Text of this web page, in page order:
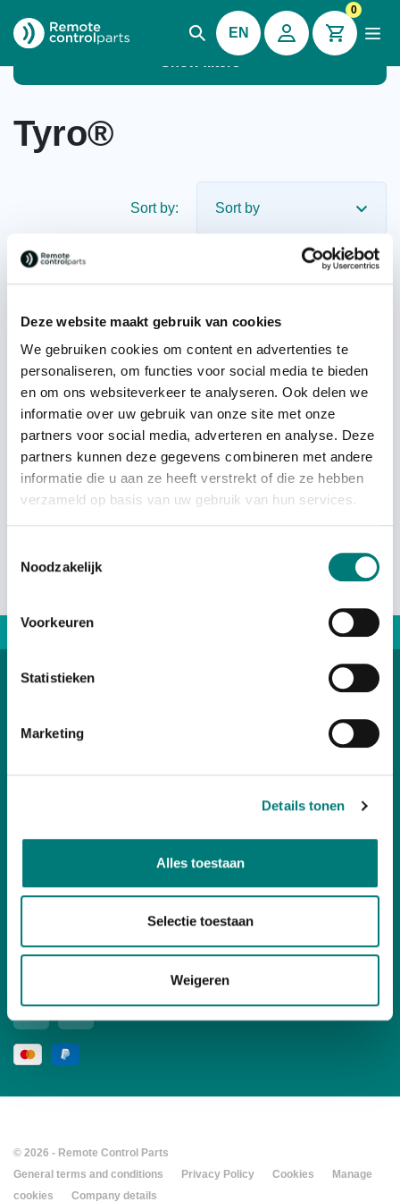
Deze website maakt gebruik van cookies
We gebruiken cookies om content en advertenties te
personaliseren, om functies voor social media te bieden
en om ons websiteverkeer te analyseren. Ook delen we
informatie over uw gebruik van onze site met onze
partners voor social media, adverteren en analyse. Deze
partners kunnen deze gegevens combineren met andere
informatie die u aan ze heeft verstrekt of die ze hebben
verzameld op basis van uw gebruik van hun services.
Noodzakelijk
Voorkeuren
Statistieken
Marketing
Details tonen
Alles toestaan
Selectie toestaan
Weigeren
EN
0
Tyro®
Sort by:
Tyro® battery pack TY
55.00.56
€73,54
excl. VAT
social media
© 2026 - Remote Control Parts
General terms and conditions
Privacy Policy Cookies
Manage
cookies
Company details